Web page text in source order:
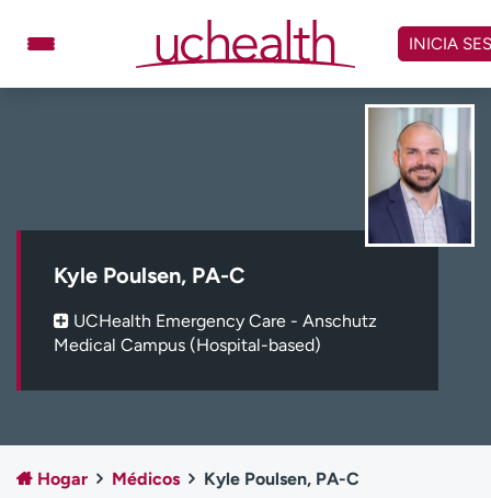
contenido
Facturación y precios
Carreras
INICIA
Kyle Poulsen, PA-C
UCHealth Emergency Care - Anschutz
Medical Campus (Hospital-based)
Hogar Médicos Kyle Poulsen, PA-C